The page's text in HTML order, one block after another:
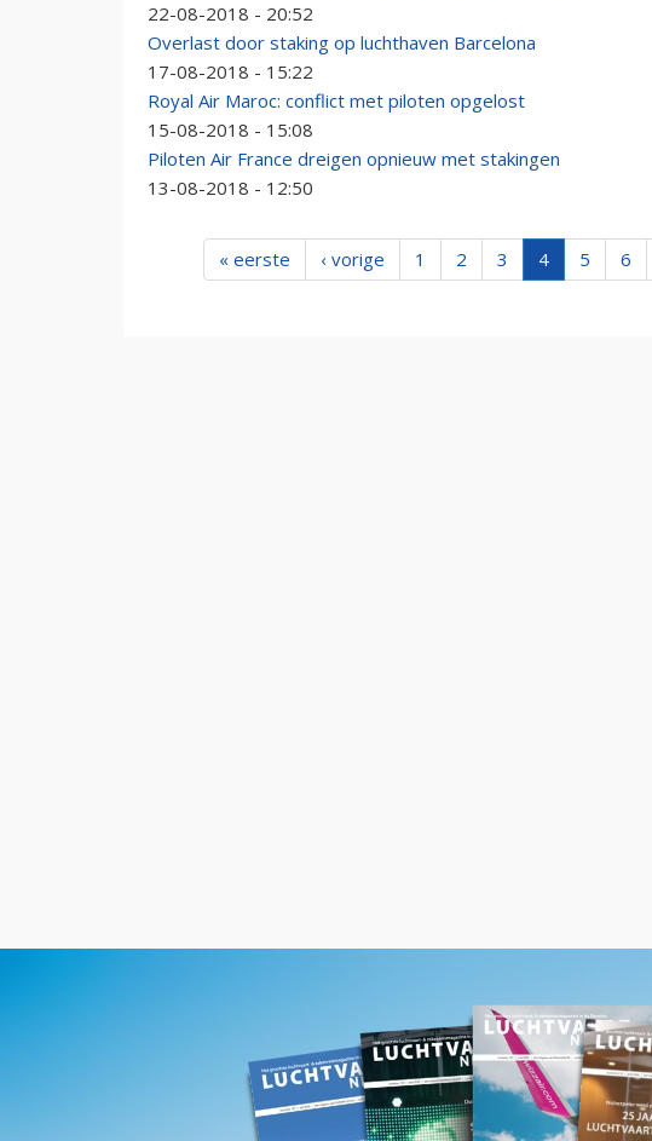
22-08-2018 - 20:52
Overlast door staking op luchthaven Barcelona
17-08-2018 - 15:22
Royal Air Maroc: conflict met piloten opgelost
15-08-2018 - 15:08
Piloten Air France dreigen opnieuw met stakingen
13-08-2018 - 12:50
« eerste ‹ vorige 1 2 3 4 5 6